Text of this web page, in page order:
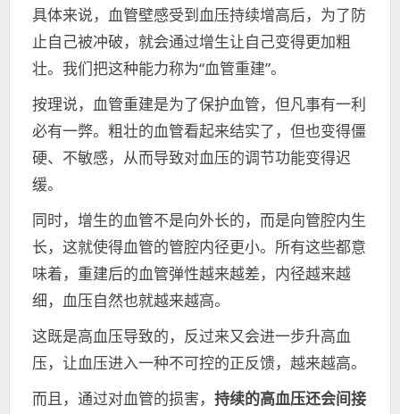
具体来说，血管壁感受到血压持续增高后，为了防
止自己被冲破，就会通过增生让自己变得更加粗
壮。我们把这种能力称为“血管重建”。
按理说，血管重建是为了保护血管，但凡事有一利
必有一弊。粗壮的血管看起来结实了，但也变得僵
硬、不敏感，从而导致对血压的调节功能变得迟
缓。
同时，增生的血管不是向外长的，而是向管腔内生
长，这就使得血管的管腔内径更小。所有这些都意
味着，重建后的血管弹性越来越差，内径越来越
细，血压自然也就越来越高。
这既是高血压导致的，反过来又会进一步升高血
压，让血压进入一种不可控的正反馈，越来越高。
而且，通过对血管的损害， 持续的高血压还会间接